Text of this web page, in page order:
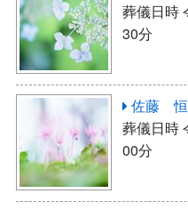
葬儀日時
30分
佐藤
葬儀日時
00分